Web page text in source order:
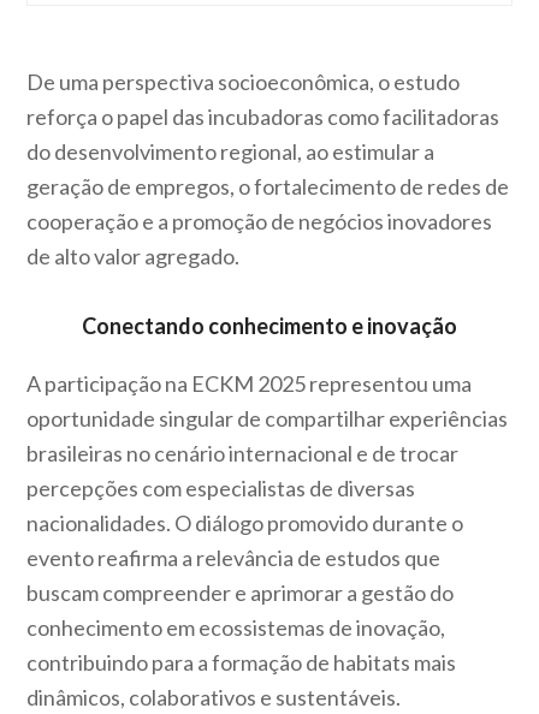
De uma perspectiva socioeconômica, o estudo
reforça o papel das incubadoras como facilitadoras
do desenvolvimento regional, ao estimular a
geração de empregos, o fortalecimento de redes de
cooperação e a promoção de negócios inovadores
de alto valor agregado.
Conectando conhecimento e inovação
A participação na ECKM 2025 representou uma
oportunidade singular de compartilhar experiências
brasileiras no cenário internacional e de trocar
percepções com especialistas de diversas
nacionalidades. O diálogo promovido durante o
evento reafirma a relevância de estudos que
buscam compreender e aprimorar a gestão do
conhecimento em ecossistemas de inovação,
contribuindo para a formação de habitats mais
dinâmicos, colaborativos e sustentáveis.